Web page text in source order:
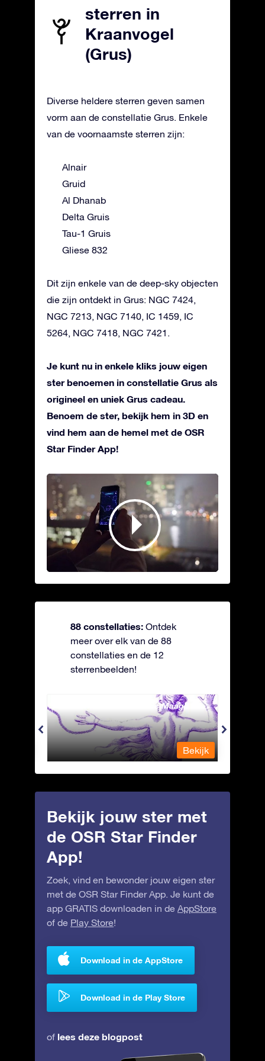
sterren in
Kraanvogel
(Grus)
Diverse heldere sterren geven samen
vorm aan de constellatie Grus. Enkele
van de voornaamste sterren zijn:
Alnair
Gruid
Al Dhanab
Delta Gruis
Tau-1 Gruis
Gliese 832
Dit zijn enkele van de deep-sky objecten
die zijn ontdekt in Grus: NGC 7424,
NGC 7213, NGC 7140, IC 1459, IC
5264, NGC 7418, NGC 7421.
Je kunt nu in enkele kliks jouw eigen
ster benoemen in constellatie Grus als
origineel en uniek Grus cadeau.
Benoem de ster, bekijk hem in 3D en
vind hem aan de hemel met de OSR
Star Finder App!
88 constellaties: Ontdek
meer over elk van de 88
constellaties en de 12
sterrenbeelden!
Andromeda - Geketende Maagd
Bekijk
Bekijk jouw ster met
de OSR Star Finder
App!
Zoek, vind en bewonder jouw eigen ster
met de OSR Star Finder App. Je kunt de
app GRATIS downloaden in de AppStore
of de Play Store!
Download in de AppStore
Download in de Play Store
of lees deze blogpost